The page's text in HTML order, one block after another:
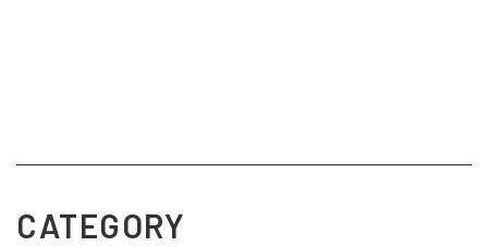
CATEGORY